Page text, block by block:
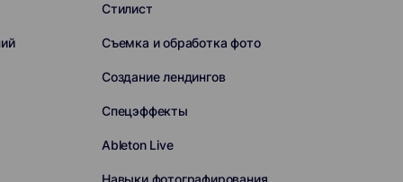
Стилист
Съемка и обработка фото
Создание лендингов
Спецэффекты
Ableton Live
Навыки фотографирования